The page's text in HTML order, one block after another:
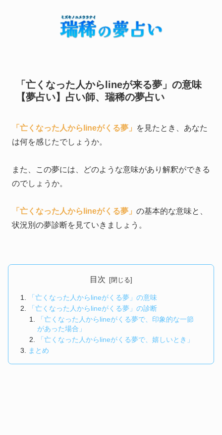
「亡くなった人からlineが来る夢」の意味
【夢占い】占い師、瑞稀の夢占い
「亡くなった人からlineがくる夢」
を見たとき、あなた
は何を感じたでしょうか。
また、この夢には、どのような意味があり解釈ができる
のでしょうか。
「亡くなった人からlineがくる夢」 の基本的な意味と、
状況別の夢診断を見ていきましょう。
目次
「亡くなった人からlineがくる夢」の意味
「亡くなった人からlineがくる夢」の診断
「亡くなった人からlineがくる夢で、印象的な一節
があった場合」
「亡くなった人からlineがくる夢で、嬉しいとき」
まとめ